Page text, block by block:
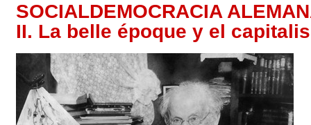
SOCIALDEMOCRACIA
II. La belle époque y el